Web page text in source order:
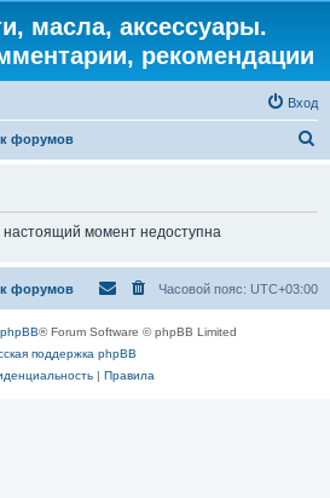
масла, аксессуары.
рекомендации
Вход
форумов
момент недоступна
форумов Часовой пояс: UTC+03:00
phpBB® Forum Software © phpBB Limited
поддержка phpBB
| Правила